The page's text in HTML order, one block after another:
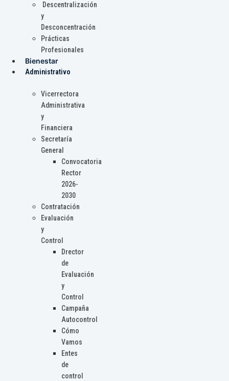
Descentralización
y
Desconcentración
Prácticas
Profesionales
Bienestar
Administrativo
Vicerrectora
Administrativa
y
Financiera
Secretaría
General
Convocatoria
Rector
2026-
2030
Contratación
Evaluación
y
Control
Drector
de
Evaluación
y
Control
Campaña
Autocontrol
Cómo
Vamos
Entes
de
control